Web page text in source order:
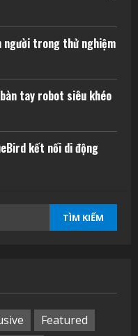
người trong thử nghiệm
tay robot siêu khéo
kết nối di động
Featured